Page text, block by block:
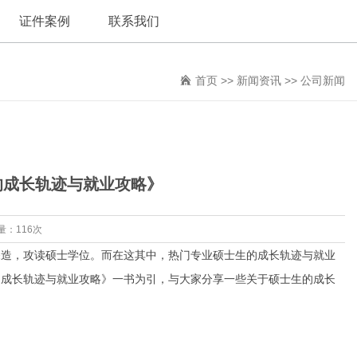
证件案例 联系我们
首页 >> 新闻资讯 >> 公司新闻
长轨迹与就业攻略》
：116次
，攻读硕士学位。而在这其中，热门专业硕士生的成长轨迹与就业
长轨迹与就业攻略》一书为引，与大家分享一些关于硕士生的成长